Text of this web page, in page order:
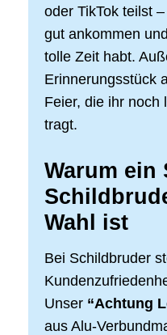
oder TikTok teilst
gut ankommen
tolle Zeit habt.
Erinnerungsstück
Feier, die ihr noch
tragt.
Warum ein
Wahl ist
Bei Schildbruder
Unser “Achtung
aus Alu-